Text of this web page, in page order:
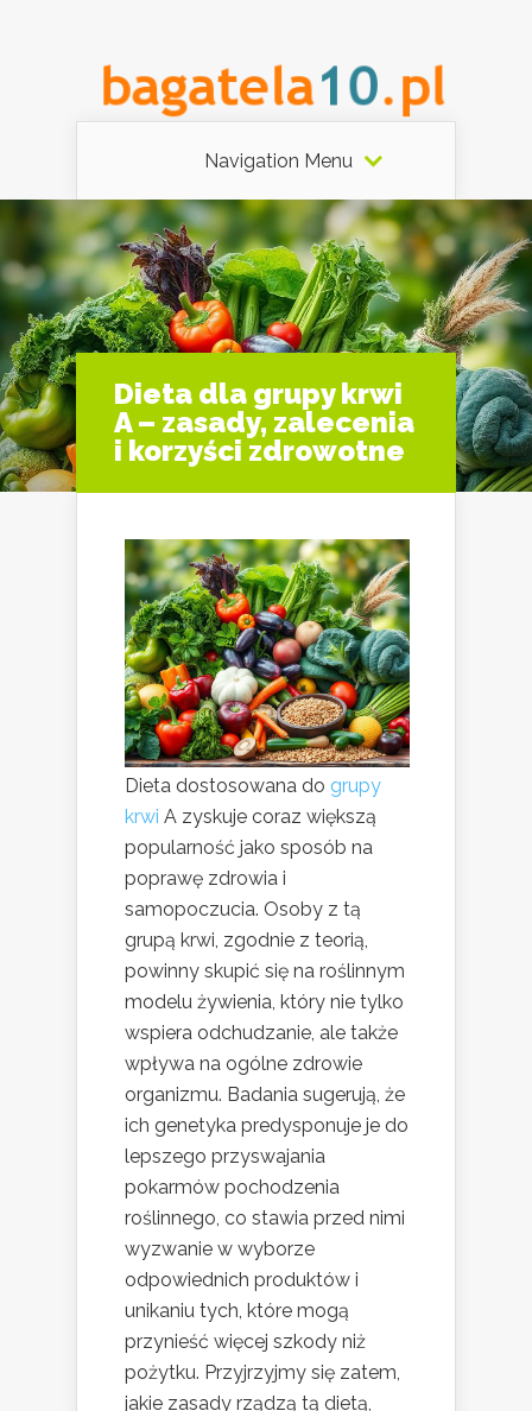
Navigation Menu
Dieta dla grupy krwi
A – zasady, zalecenia
i korzyści zdrowotne
Dieta dostosowana do grupy
krwi A zyskuje coraz większą
popularność jako sposób na
poprawę zdrowia i
samopoczucia. Osoby z tą
grupą krwi, zgodnie z teorią,
powinny skupić się na roślinnym
modelu żywienia, który nie tylko
wspiera odchudzanie, ale także
wpływa na ogólne zdrowie
organizmu. Badania sugerują, że
ich genetyka predysponuje je do
lepszego przyswajania
pokarmów pochodzenia
roślinnego, co stawia przed nimi
wyzwanie w wyborze
odpowiednich produktów i
unikaniu tych, które mogą
przynieść więcej szkody niż
pożytku. Przyjrzyjmy się zatem,
jakie zasady rządzą tą dietą,